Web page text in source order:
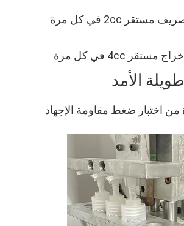
طويلة الأمد